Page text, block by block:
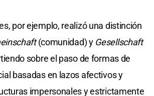
por ejemplo, realizó una distinción
(comunidad) y Gesellschaft
sobre el paso de formas de
basadas en lazos afectivos y
impersonales y estrictamente